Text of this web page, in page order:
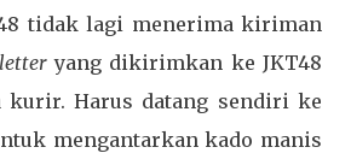
tidak lagi menerima kiriman
yang dikirimkan ke JKT48
kurir. Harus datang sendiri ke
mengantarkan kado manis